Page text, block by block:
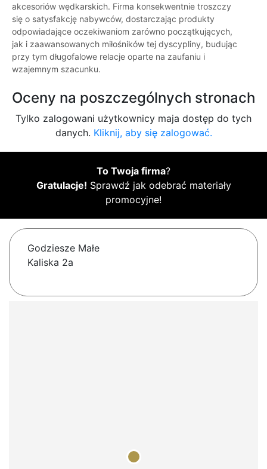
akcesoriów wędkarskich. Firma konsekwentnie troszczy
się o satysfakcję nabywców, dostarczając produkty
odpowiadające oczekiwaniom zarówno początkujących,
jak i zaawansowanych miłośników tej dyscypliny, budując
przy tym długofalowe relacje oparte na zaufaniu i
wzajemnym szacunku.
Oceny na poszczególnych stronach
Tylko zalogowani użytkownicy maja dostęp do tych
danych. Kliknij, aby się zalogować.
To Twoja firma?
Gratulacje! Sprawdź jak odebrać materiały
promocyjne!
Godziesze Małe
Kaliska 2a